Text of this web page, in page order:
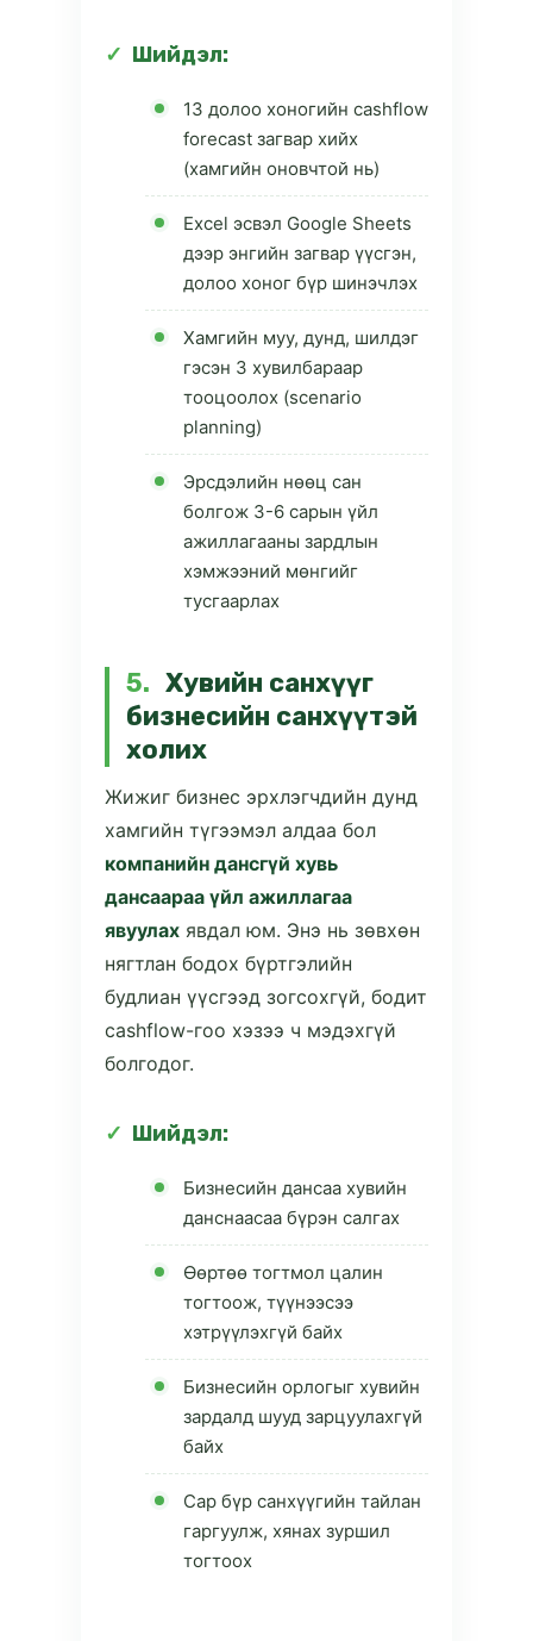
Шийдэл:
13 долоо хоногийн cashflow
forecast загвар хийх
(хамгийн оновчтой нь)
Excel эсвэл Google Sheets
дээр энгийн загвар үүсгэн,
долоо хоног бүр шинэчлэх
Хамгийн муу, дунд, шилдэг
гэсэн 3 хувилбараар
тооцоолох (scenario
planning)
Эрсдэлийн нөөц сан
болгож 3-6 сарын үйл
ажиллагааны зардлын
хэмжээний мөнгийг
тусгаарлах
5. Хувийн санхүүг
бизнесийн санхүүтэй
холих
Жижиг бизнес эрхлэгчдийн дунд
хамгийн түгээмэл алдаа бол
компанийн дансгүй хувь
дансаараа үйл ажиллагаа
явуулах явдал юм. Энэ нь зөвхөн
нягтлан бодох бүртгэлийн
будлиан үүсгээд зогсохгүй, бодит
cashflow-гоо хэзээ ч мэдэхгүй
болгодог.
Шийдэл:
Бизнесийн дансаа хувийн
данснаасаа бүрэн салгах
Өөртөө тогтмол цалин
тогтоож, түүнээсээ
хэтрүүлэхгүй байх
Бизнесийн орлогыг хувийн
зардалд шууд зарцуулахгүй
байх
Сар бүр санхүүгийн тайлан
гаргуулж, хянах зуршил
тогтоох